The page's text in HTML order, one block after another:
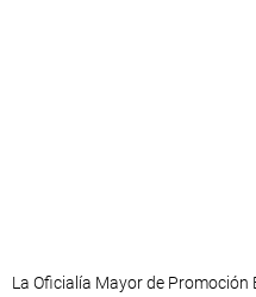
La Oficialía Mayor de